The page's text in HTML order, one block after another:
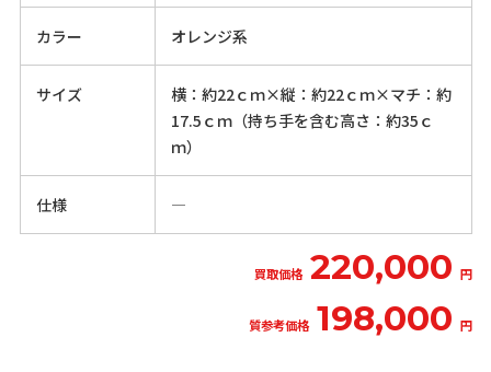
カラー オレンジ系
サイズ
横：約22ｃｍ×縦：約22ｃｍ×マチ：約
17.5ｃｍ（持ち手を含む高さ：約35ｃ
ｍ）
仕様 ―
買取価格 220,000 円
質参考価格 198,000 円